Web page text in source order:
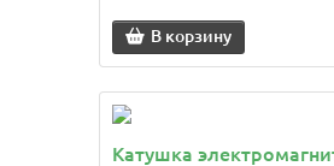
В корзину
Катушка